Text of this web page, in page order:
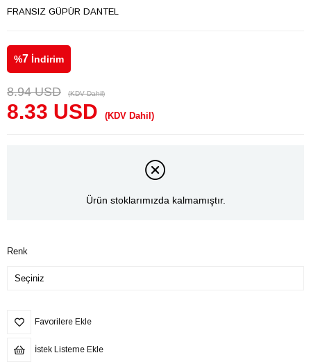
FRANSIZ GÜPÜR DANTEL
%7 İndirim
8.94 USD (KDV Dahil)
8.33 USD (KDV Dahil)
Ürün stoklarımızda kalmamıştır.
Renk
Favorilere Ekle
İstek Listeme Ekle